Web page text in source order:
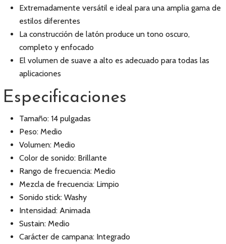
Extremadamente versátil e ideal para una amplia gama de
estilos diferentes
La construcción de latón produce un tono oscuro,
completo y enfocado
El volumen de suave a alto es adecuado para todas las
aplicaciones
Especificaciones
Tamaño: 14 pulgadas
Peso: Medio
Volumen: Medio
Color de sonido: Brillante
Rango de frecuencia: Medio
Mezcla de frecuencia: Limpio
Sonido stick: Washy
Intensidad: Animada
Sustain: Medio
Carácter de campana: Integrado